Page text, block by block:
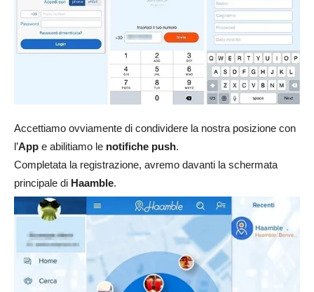
Accettiamo ovviamente di condividere la nostra posizione con
l’App e abilitiamo le notifiche push.
Completata la registrazione, avremo davanti la schermata
principale di Haamble.